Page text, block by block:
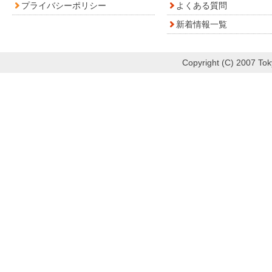
プライバシーポリシー
よくある質問
新着情報一覧
Copyright (C) 2007